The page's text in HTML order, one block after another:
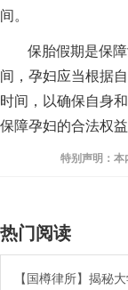
间。
保胎假期是保
间，孕妇应当根据
时间，以确保自身
保障孕妇的合法权
特别声明：本
热门阅读
【国樽律所】揭秘